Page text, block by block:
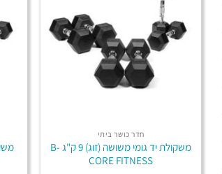
חדר כושר ביתי
משקולת יד גומי משושה (זוג) 9 ק"ג B-
CORE FITNESS